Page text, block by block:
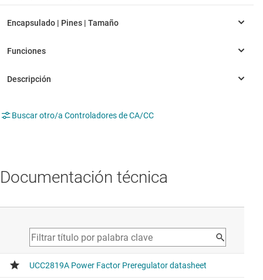
Buscar otro/a Controladores de CA/CC
Documentación técnica